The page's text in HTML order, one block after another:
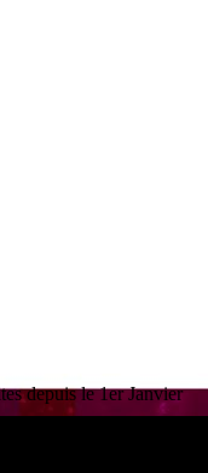
depuis le 1er Janvier